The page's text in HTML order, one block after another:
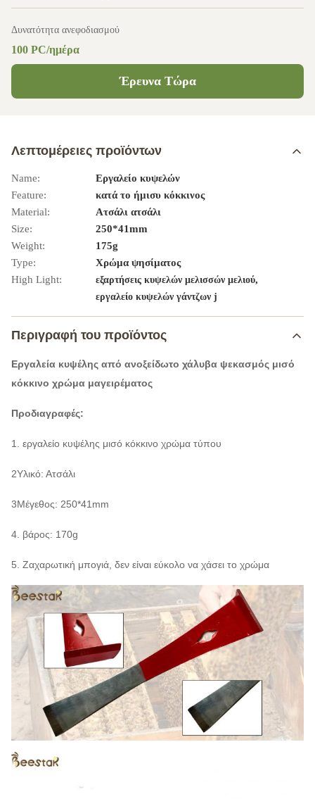
Δυνατότητα ανεφοδιασμού
100 PC/ημέρα
Έρευνα Τώρα
Λεπτομέρειες προϊόντων
Name:
Εργαλείο κυψελών
Feature:
κατά το ήμισυ κόκκινος
Material:
Ατσάλι ατσάλι
Size:
250*41mm
Weight:
175g
Type:
Χρώμα ψησίματος
High Light:
εξαρτήσεις κυψελών μελισσών μελιού,
εργαλείο κυψελών γάντζων j
Περιγραφή του προϊόντος
Εργαλεία κυψέλης από ανοξείδωτο χάλυβα ψεκασμός μισό
κόκκινο χρώμα μαγειρέματος
Προδιαγραφές:
1. εργαλείο κυψέλης μισό κόκκινο χρώμα τύπου
2Υλικό: Ατσάλι
3Μέγεθος: 250*41mm
4. βάρος: 170g
5. Ζαχαρωτική μπογιά, δεν είναι εύκολο να χάσει το χρώμα